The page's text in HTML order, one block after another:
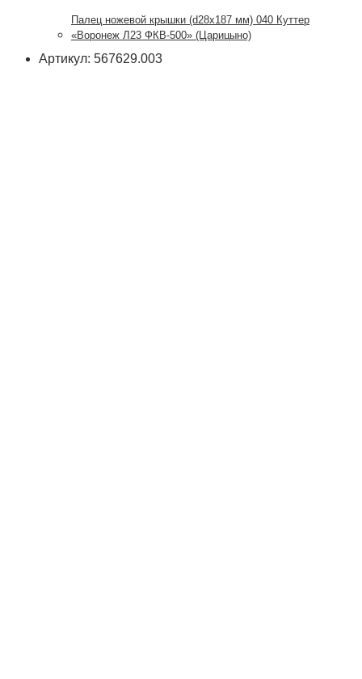
Палец ножевой крышки (d28x187 мм) 040 Куттер
«Воронеж Л23 ФКВ-500» (Царицыно)
Артикул: 567629.003